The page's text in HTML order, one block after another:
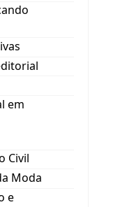
em
Civil
Moda
e